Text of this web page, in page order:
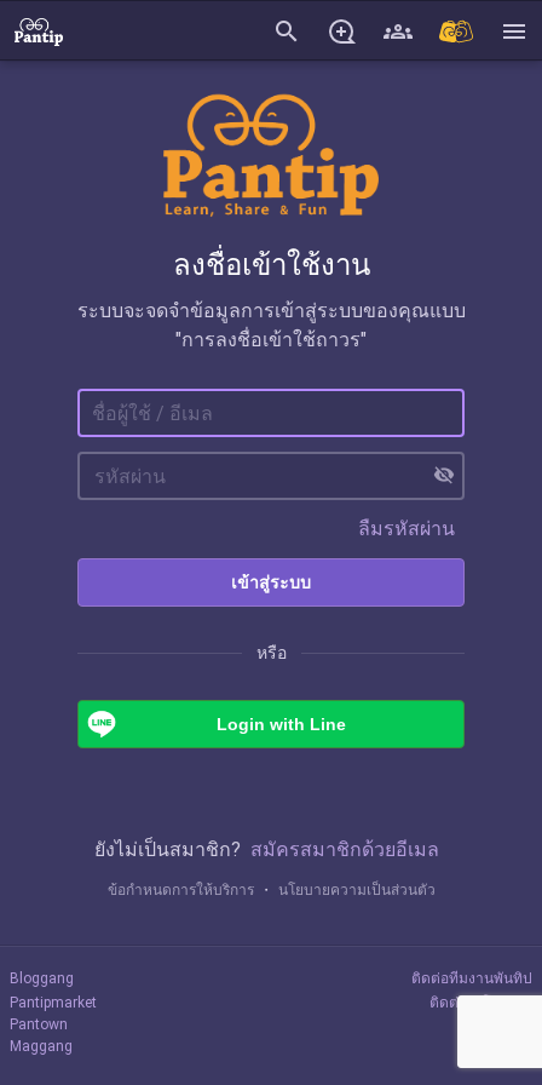
search menu
ลงชื่อเข้าใช้งาน
ระบบจะจดจำข้อมูลการเข้าสู่ระบบของคุณแบบ
"การลงชื่อเข้าใช้ถาวร"
visibility_off
ลืมรหัสผ่าน
เข้าสู่ระบบ
หรือ
Login with Line
ยังไม่เป็นสมาชิก? สมัครสมาชิกด้วยอีเมล
ข้อกำหนดการให้บริการ ・ นโยบายความเป็นส่วนตัว
Bloggang
Pantipmarket
Pantown
Maggang
ติดต่อทีมงานพันทิป
ติดต่อลงโฆษณา